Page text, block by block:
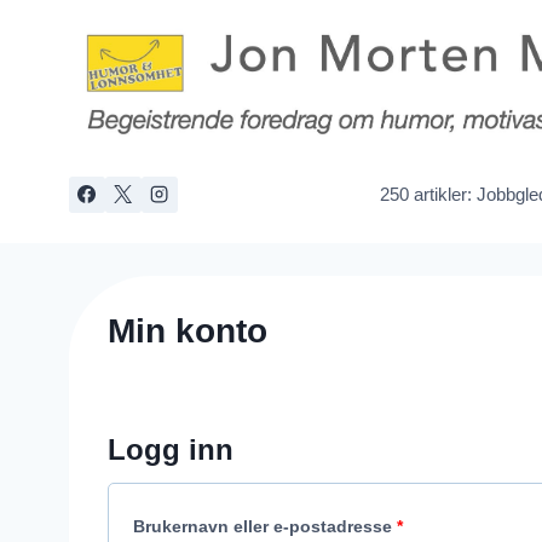
250 artikler:
Min konto
Logg inn
Brukernavn eller e-postadresse *P